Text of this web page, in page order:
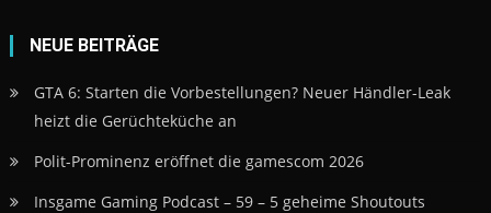
NEUE BEITRÄGE
GTA 6: Starten die Vorbestellungen? Neuer Händler-Leak
heizt die Gerüchteküche an
Polit-Prominenz eröffnet die gamescom 2026
Insgame Gaming Podcast – 59 – 5 geheime Shoutouts